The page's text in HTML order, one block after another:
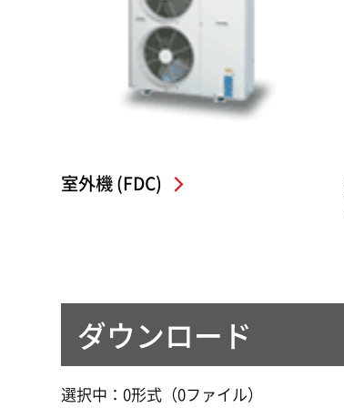
室外機 (FDC)
ダウンロード
選択中：0形式（0ファイル）